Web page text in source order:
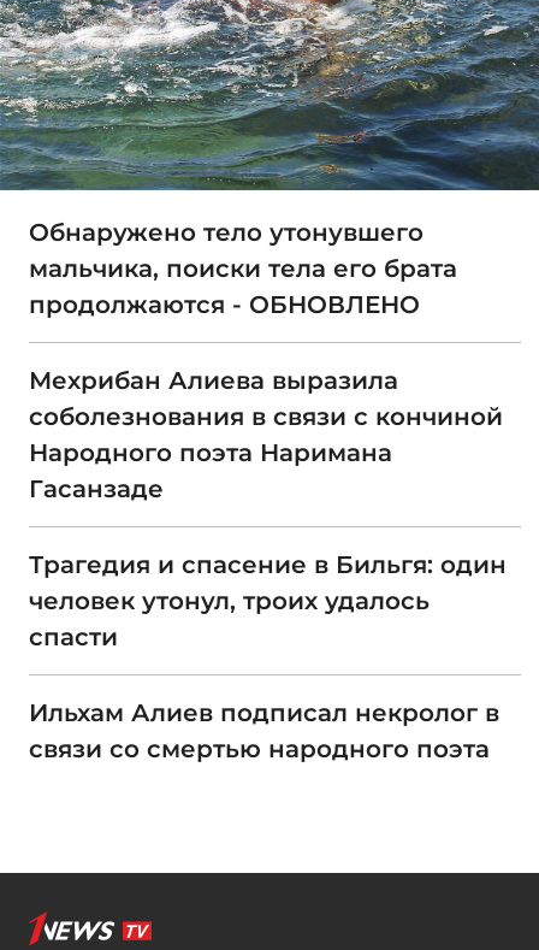
Обнаружено тело утонувшего
мальчика, поиски тела его брата
продолжаются - ОБНОВЛЕНО
Мехрибан Алиева выразила
соболезнования в связи с кончиной
Народного поэта Наримана
Гасанзаде
Трагедия и спасение в Бильгя: один
человек утонул, троих удалось
спасти
Ильхам Алиев подписал некролог в
связи со смертью народного поэта